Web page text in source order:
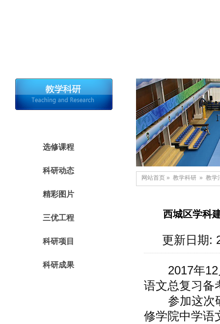
选修课程
科研动态
精彩图片
三优工程
科研项目
科研成果
网站首页 » 教学科研 » 教学
西城区学科
更新日期
2017年12
语文总复习备
参加这次研
修学院中学语